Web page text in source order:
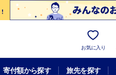
お気に入り
寄付額から探す 旅先を探す